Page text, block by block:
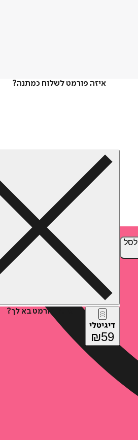
איזה פורמט לשלוח כמתנה?
לסל
איזה פורמט בא לך?
דיגיטלי
₪59